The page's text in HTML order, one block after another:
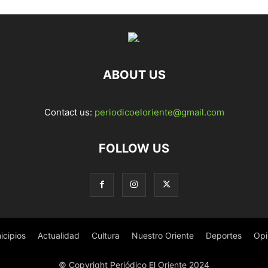
ABOUT US
Contact us: periodicoeloriente@gmail.com
FOLLOW US
Actualidad Cultura Nuestro Oriente Deportes
© Copyright Periódico El Oriente 2024